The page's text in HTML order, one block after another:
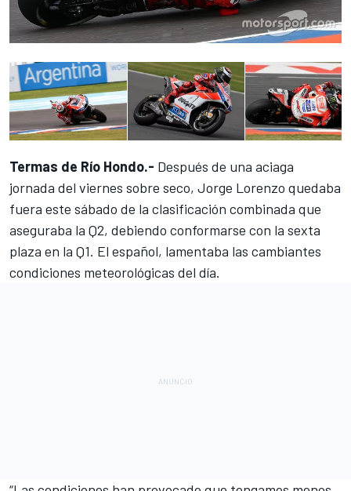
Termas de Río Hondo.- Después de una aciaga
jornada del viernes sobre seco, Jorge Lorenzo quedaba
fuera este sábado de la clasificación combinada que
aseguraba la Q2, debiendo conformarse con la sexta
plaza en la Q1. El español, lamentaba las cambiantes
condiciones meteorológicas del día.